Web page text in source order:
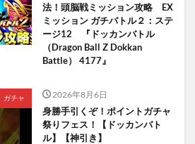
法！頭脳戦ミッション攻略 EX
ミッション ガチバトル２：ステ
ージ12 『ドッカンバトル
（Dragon Ball Z Dokkan
Battle） 4177』
ガチャ 2026年8月6日
身勝手引くぞ！ポイントガチャ
祭りフェス！【ドッカンバト
ル】【神引き】